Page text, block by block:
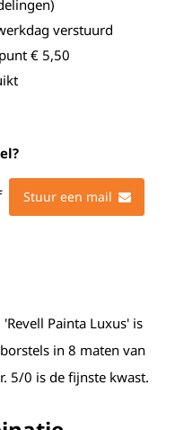
verstuurd
€ 5,50
Stuur een mail
Painta Luxus' is
in 8 maten van
5/0 is de fijnste kwast.